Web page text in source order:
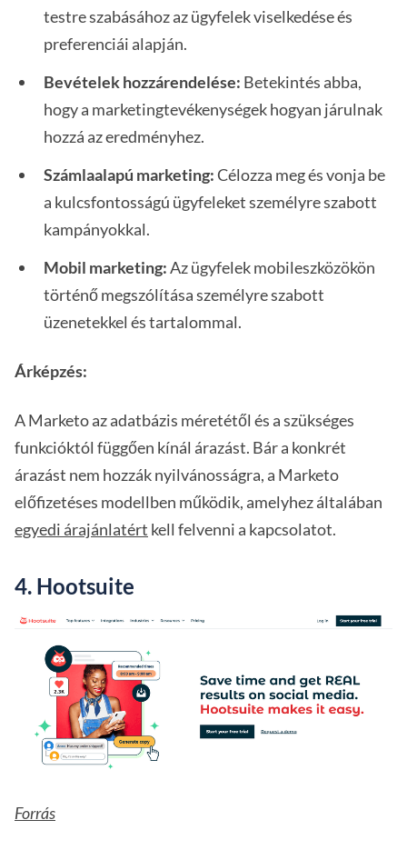
testre szabásához az ügyfelek viselkedése és
preferenciái alapján.
Bevételek hozzárendelése: Betekintés abba,
hogy a marketingtevékenységek hogyan járulnak
hozzá az eredményhez.
Számlaalapú marketing:Célozza meg és vonja be
a kulcsfontosságú ügyfeleket személyre szabott
kampányokkal.
Mobil marketing:Az ügyfelek mobileszközökön
történő megszólítása személyre szabott
üzenetekkel és tartalommal.
Árképzés:
A Marketo az adatbázis méretétől és a szükséges
funkcióktól függően kínál árazást. Bár a konkrét
árazást nem hozzák nyilvánosságra, a Marketo
előfizetéses modellben működik, amelyhez általában
egyedi árajánlatért kell felvenni a kapcsolatot.
4. Hootsuite
Forrás